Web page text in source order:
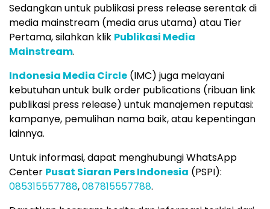
Sedangkan untuk publikasi press release serentak di
media mainstream (media arus utama) atau Tier
Pertama, silahkan klik Publikasi Media
Mainstream.
Indonesia Media Circle (IMC) juga melayani
kebutuhan untuk bulk order publications (ribuan link
publikasi press release) untuk manajemen reputasi:
kampanye, pemulihan nama baik, atau kepentingan
lainnya.
Untuk informasi, dapat menghubungi WhatsApp
Center Pusat Siaran Pers Indonesia (PSPI):
085315557788,087815557788.